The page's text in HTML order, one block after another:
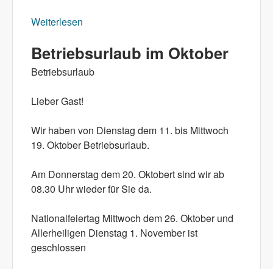
Weiterlesen
Betriebsurlaub im Oktober
Betriebsurlaub
Lieber Gast!
Wir haben von Dienstag dem 11. bis Mittwoch
19. Oktober Betriebsurlaub.
Am Donnerstag dem 20. Oktobert sind wir ab
08.30 Uhr wieder für Sie da.
Nationalfeiertag Mittwoch dem 26. Oktober und
Allerheiligen Dienstag 1. November ist
geschlossen